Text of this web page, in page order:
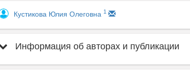
Кустикова Юлия Олеговна 1
Информация об авторах и публикации